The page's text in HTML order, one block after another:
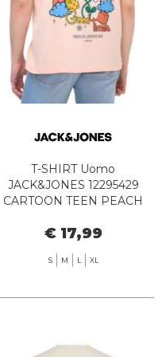
T-SHIRT Uomo
JACK&JONES 12295429
CARTOON TEEN PEACH
€ 17,99
S M L XL